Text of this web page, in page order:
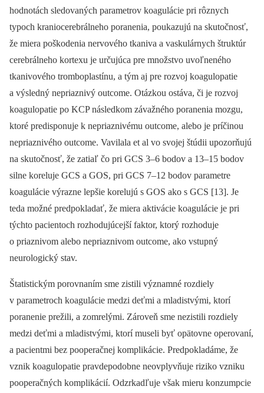
hodnotách sledovaných parametrov koagulácie pri rôznych
typoch kraniocerebrálneho poranenia, poukazujú na skutočnosť,
že miera poškodenia nervového tkaniva a vaskulárnych štruktúr
cerebrálneho kortexu je určujúca pre množstvo uvoľneného
tkanivového tromboplastínu, a tým aj pre rozvoj koagulopatie
a výsledný nepriaznivý outcome. Otázkou ostáva, či je rozvoj
koagulopatie po KCP následkom závažného poranenia mozgu,
ktoré predisponuje k nepriaznivému outcome, alebo je príčinou
nepriaznivého outcome. Vavilala et al vo svojej štúdii upozorňujú
na skutočnosť, že zatiaľ čo pri GCS 3–6 bodov a 13–15 bodov
silne koreluje GCS a GOS, pri GCS 7–12 bodov parametre
koagulácie výrazne lepšie korelujú s GOS ako s GCS [13]. Je
teda možné predpokladať, že miera aktivácie koagulácie je pri
týchto pacientoch rozhodujúcejší faktor, ktorý rozhoduje
o priaznivom alebo nepriaznivom outcome, ako vstupný
neurologický stav.
Štatistickým porovnaním sme zistili významné rozdiely
v parametroch koagulácie medzi deťmi a mladistvými, ktorí
poranenie prežili, a zomrelými. Zároveň sme nezistili rozdiely
medzi deťmi a mladistvými, ktorí museli byť opätovne operovaní,
a pacientmi bez pooperačnej komplikácie. Predpokladáme, že
vznik koagulopatie pravdepodobne neovplyvňuje riziko vzniku
pooperačných komplikácií. Odzrkadľuje však mieru konzumpcie